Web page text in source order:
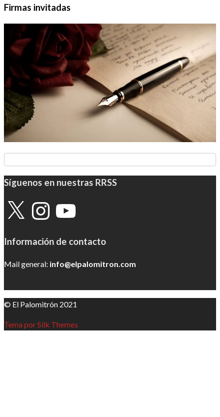
Firmas invitadas
Síguenos en nuestras RRSS
X InstagramYouTube
Información de contacto
Mail general: info@elpalomitron.com
© El Palomitrón 2021
Tema por Silk Themes